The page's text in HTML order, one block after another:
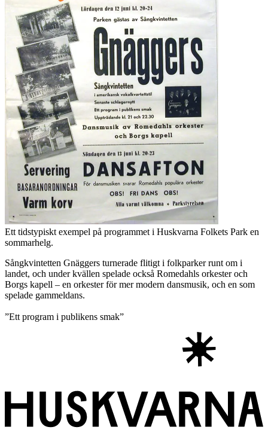
Ett tidstypiskt exempel på programmet i Huskvarna Folkets Park en
sommarhelg.
Sångkvintetten Gnäggers turnerade flitigt i folkparker runt om i
landet, och under kvällen spelade också Romedahls orkester och
Borgs kapell – en orkester för mer modern dansmusik, och en som
spelade gammeldans.
”Ett program i publikens smak”